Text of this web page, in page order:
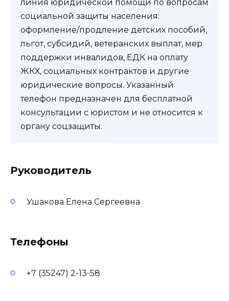
линия юридической помощи по вопросам
социальной защиты населения:
оформление/продление детских пособий,
льгот, субсидий, ветеранских выплат, мер
поддержки инвалидов, ЕДК на оплату
ЖКХ, социальных контрактов и другие
юридические вопросы. Указанный
телефон предназначен для бесплатной
консультации с юристом и не относится к
органу соцзащиты.
Руководитель
Ушакова Елена Сергеевна
Телефоны
+7 (35247) 2-13-58